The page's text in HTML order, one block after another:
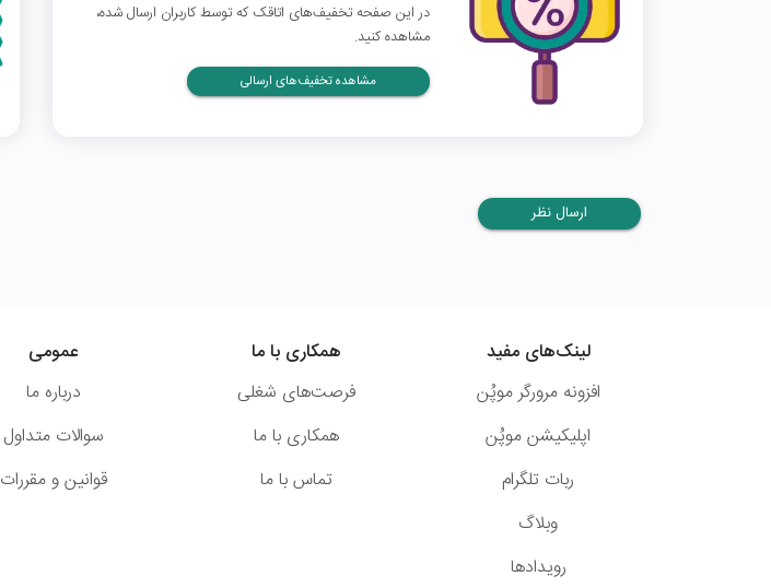
در این صفحه تخفیف‌های اتاقک که توسط کاربران ارسال شده،
مشاهده کنید.
مشاهده تخفیف‌های ارسالی
ارسال نظر
لینک‌های مفید
افزونه مرورگر موپُن
اپلیکیشن موپُن
ربات تلگرام
وبلاگ
رویدادها
همکاری با ما
فرصت‌های شغلی
همکاری با ما
تماس با ما
عمومی
درباره ما
سوالات متداول
قوانین و مقررات